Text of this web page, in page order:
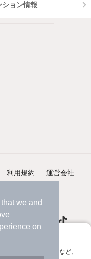
we and
on
部屋探し
索やお気に入り保存など、
ション情報
利用規約 運営会社
Ltd.